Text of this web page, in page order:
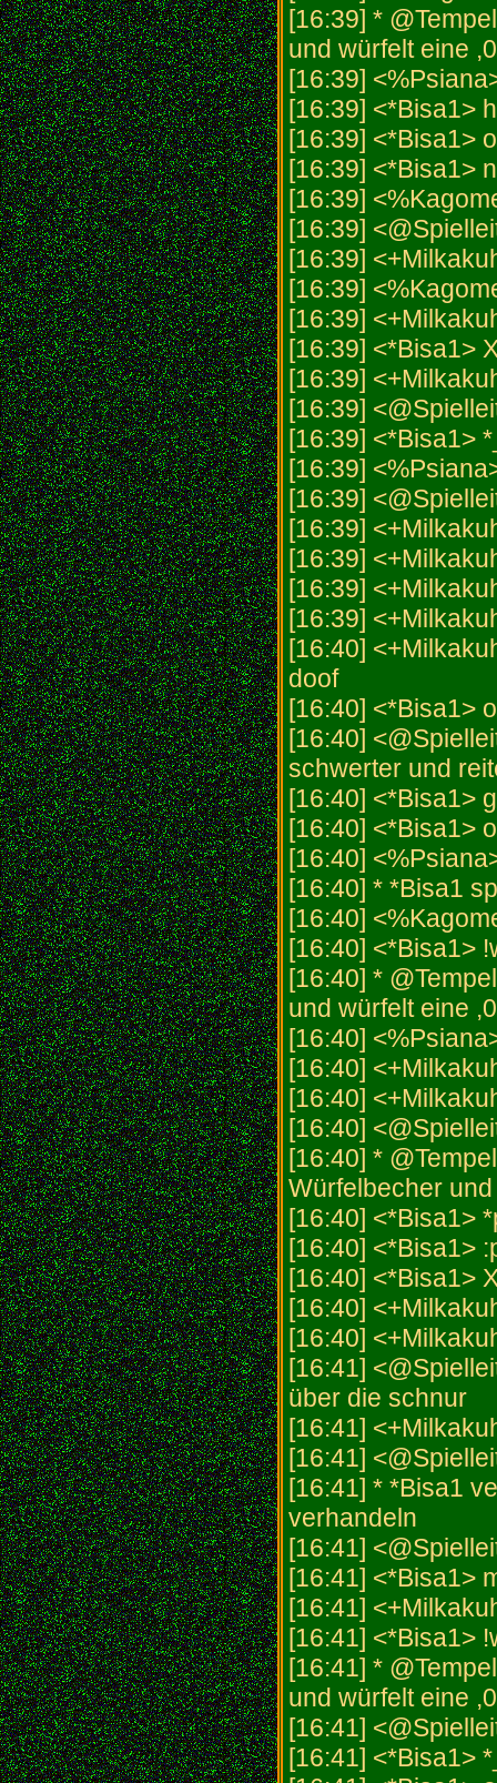
[16:39] *
und würfelt eine
[16:39]
[16:39] <*Bisa1>
[16:39] <*Bisa1>
[16:39] <*Bisa1>
[16:39]
[16:39]
[16:39]
[16:39]
[16:39]
[16:39] <*Bisa1>
[16:39]
[16:39]
[16:39] <*Bisa1>
[16:39]
[16:39]
[16:39]
[16:39]
[16:39]
[16:39]
[16:40]
doof
[16:40] <*Bisa1>
[16:40]
schwerter und
[16:40] <*Bisa1>
[16:40] <*Bisa1>
[16:40]
[16:40] * *Bisa1
[16:40]
[16:40] <*Bisa1>
[16:40] *
und würfelt eine
[16:40]
[16:40]
[16:40]
[16:40]
[16:40] *
Würfelbecher
[16:40] <*Bisa1>
[16:40] <*Bisa1>
[16:40] <*Bisa1>
[16:40]
[16:40]
[16:41]
über die schnur
[16:41]
[16:41]
[16:41] * *Bisa1
verhandeln
[16:41]
[16:41] <*Bisa1>
[16:41]
[16:41] <*Bisa1>
[16:41] *
und würfelt eine
[16:41]
[16:41] <*Bisa1>